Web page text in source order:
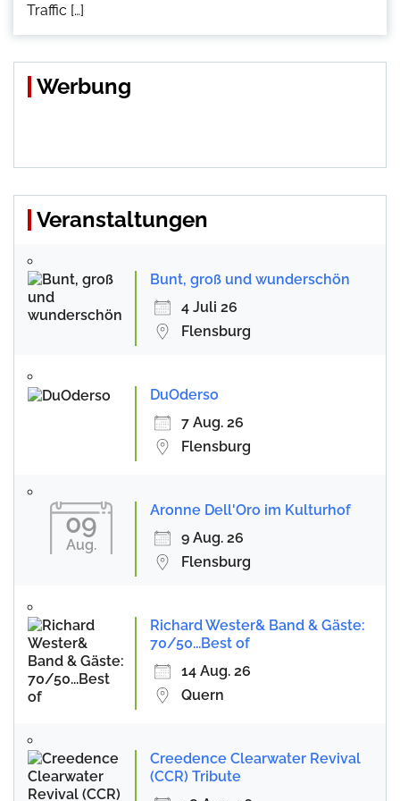
Traffic […]
Werbung
Veranstaltungen
Bunt, groß und wunderschön
4 Juli 26
Flensburg
DuOderso
7 Aug. 26
Flensburg
09
Aug.
Aronne Dell'Oro im Kulturhof
9 Aug. 26
Flensburg
Richard Wester& Band & Gäste:
70/50...Best of
14 Aug. 26
Quern
Creedence Clearwater Revival
(CCR) Tribute